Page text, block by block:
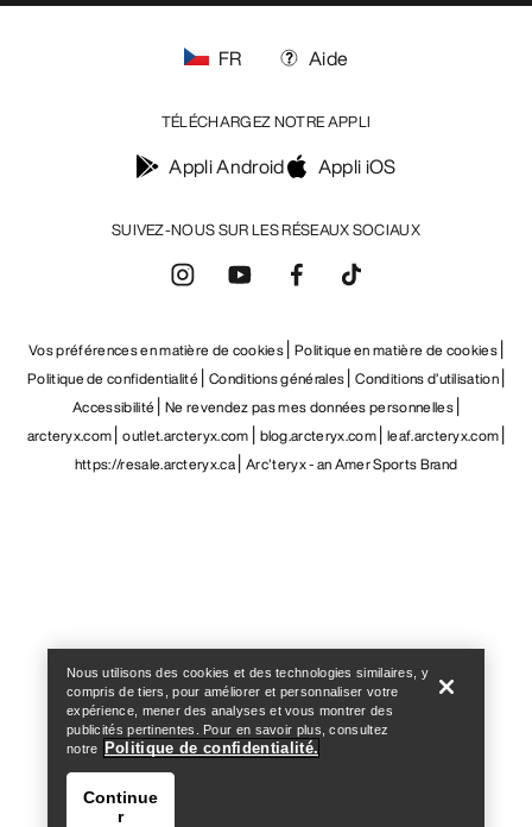
SUIVEZ-NOUS SUR LES RÉSEAUX SOCIAUX
FR Aide
TÉLÉCHARGEZ NOTRE APPLI
Appli Android Appli iOS
Vos préférences en matière de cookies Politique en matière de cookies
Politique de confidentialité Conditions générales Conditions d’utilisation
Accessibilité Ne revendez pas mes données personnelles
arcteryx.com outlet.arcteryx.com blog.arcteryx.com leaf.arcteryx.com
https://resale.arcteryx.ca Arc'teryx - an Amer Sports Brand
Nous utilisons des cookies et des technologies similaires, y
compris de tiers, pour améliorer et personnaliser votre
expérience, mener des analyses et vous montrer des
publicités pertinentes. Pour en savoir plus, consultez
notre
Politique de confidentialité.
Continue
r